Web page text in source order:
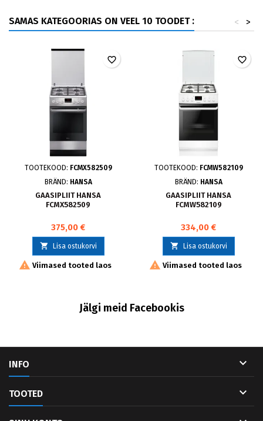
SAMAS KATEGOORIAS ON VEEL 10 TOODET : >
<
TOOTEKOOD: FCMX582509
BRÄND: HANSA
GAASIPLIIT HANSA
FCMX582509
375,00 €
 Lisa ostukorvi
 Viimased tooted laos
favorite_border
TOOTEKOOD: FCMW582109
BRÄND: HANSA
GAASIPLIIT HANSA
FCMW582109
334,00 €
 Lisa ostukorvi
 Viimased tooted laos
favorite_border
Jälgi meid Facebookis
INFO 
TOOTED 